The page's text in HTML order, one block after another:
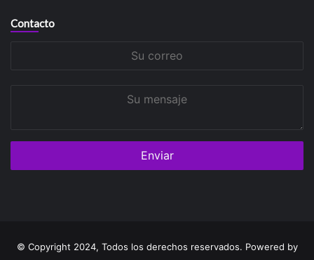
Contacto
© Copyright 2024, Todos los derechos reservados. Powered by